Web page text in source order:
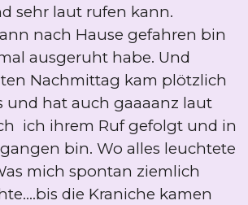
sehr laut rufen kann.
nach Hause gefahren bin
ausgeruht habe. Und
Nachmittag kam plötzlich
und hat auch gaaaanz laut
ich ihrem Ruf gefolgt und in
bin. Wo alles leuchtete
mich spontan ziemlich
die Kraniche kamen